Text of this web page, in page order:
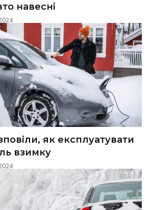
навесні
як експлуатувати
взимку